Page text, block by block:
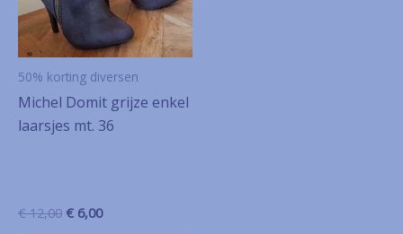
50% korting diversen
Michel Domit grijze enkel
laarsjes mt. 36
€12,00 Oorspronkelijke
€ 6,00Huidige